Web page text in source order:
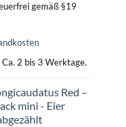
gemäß §19
Ca. 2 bis 3 Werktage.
Red –
mini - Eier